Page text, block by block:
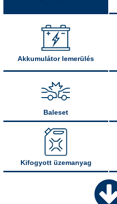
Akkumulátor lemerülés
Baleset
Kifogyott üzemanyag